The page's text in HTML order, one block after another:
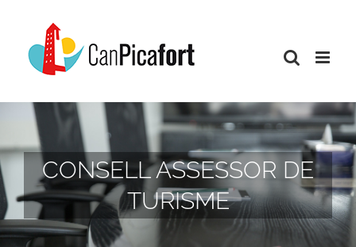
content
CONSELL ASSESSOR DE
TURISME